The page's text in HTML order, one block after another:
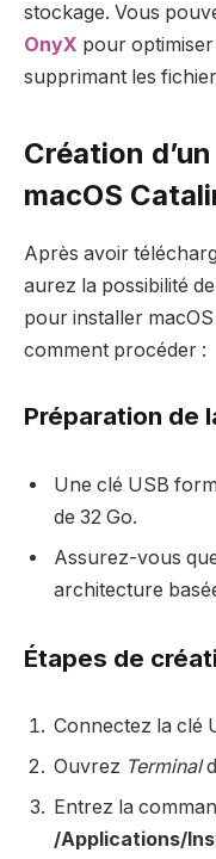
stockage. Vous
OnyX pour
supprimant les
Création
macOS
Après avoir
aurez la possibilité
pour installer
comment procéder :
Préparation de
Une clé USB
de 32 Go.
Assurez-vous
architecture
Étapes de
Connectez la clé
Ouvrez Terminal
Entrez la
/Applications/